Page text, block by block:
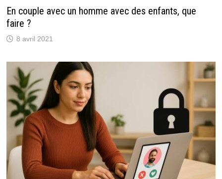
En couple avec un homme avec des enfants, que
faire ?
8 avril 2021